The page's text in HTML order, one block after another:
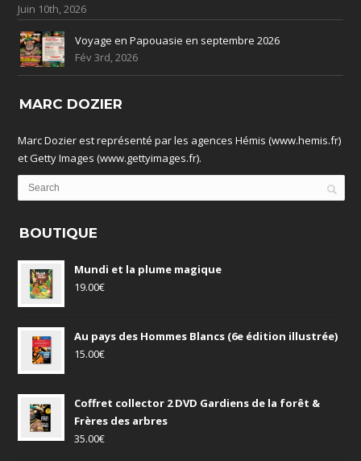
Juin 10th, 2026
Voyage en Papouasie en septembre 2026
Fév 3rd, 2026
MARC DOZIER
Marc Dozier est représenté par les agences Hémis (www.hemis.fr)
et Getty Images (www.gettyimages.fr).
BOUTIQUE
Mundi et la plume magique
19.00€
Au pays des Hommes Blancs (6e édition illustrée)
15.00€
Coffret collector 2 DVD Gardiens de la forêt &
Frères des arbres
35.00€